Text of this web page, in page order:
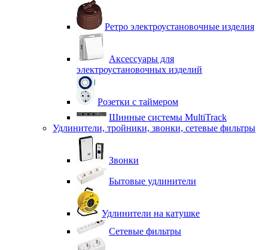
Ретро электроустановочные изделия
Аксессуары для
электроустановочных изделий
Розетки с таймером
Шинные системы MultiTrack
Удлинители, тройники, звонки, сетевые фильтры
Звонки
Бытовые удлинители
Удлинители на катушке
Сетевые фильтры